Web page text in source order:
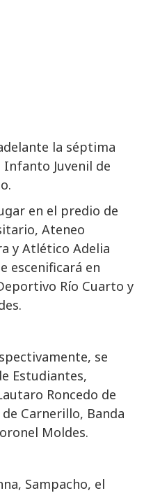
la séptima
Juvenil de
en el predio de
Ateneo
y Atlético Adelia
escenificará en
Río Cuarto y
se
Estudiantes,
Roncedo de
Carnerillo, Banda
Moldes.
Sampacho, el